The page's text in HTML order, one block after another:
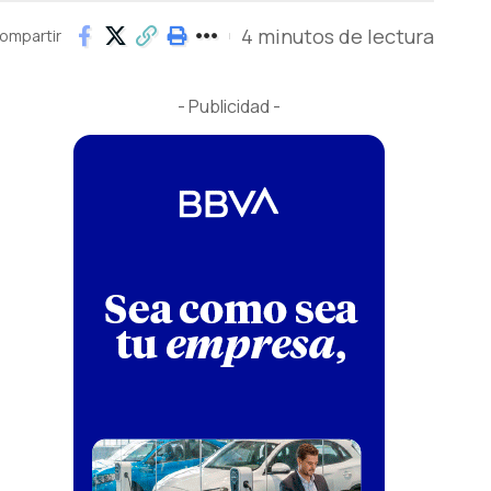
4 minutos de lectura
- Publicidad -